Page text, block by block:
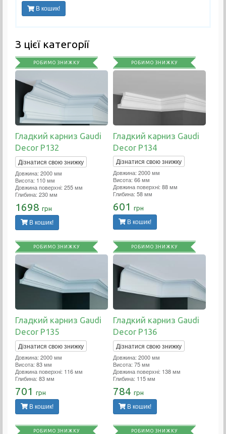
В кошик!
З цієї категорії
РОБИМО ЗНИЖКУ
Гладкий карниз Gaudi
Decor P132
Дізнатися свою знижку
Довжина: 2000 мм
Висота: 110 мм
Довжина поверхні: 255 мм
Глибина: 230 мм
1698 грн
В кошик!
РОБИМО ЗНИЖКУ
Гладкий карниз Gaudi
Decor P134
Дізнатися свою знижку
Довжина: 2000 мм
Висота: 66 мм
Довжина поверхні: 88 мм
Глибина: 58 мм
601
грн
В кошик!
РОБИМО ЗНИЖКУ
Гладкий карниз Gaudi
Decor P135
Дізнатися свою знижку
Довжина: 2000 мм
Висота: 83 мм
Довжина поверхні: 116 мм
Глибина: 83 мм
701
грн
В кошик!
РОБИМО ЗНИЖКУ
Гладкий карниз Gaudi
Decor P136
Дізнатися свою знижку
Довжина: 2000 мм
Висота: 75 мм
Довжина поверхні: 138 мм
Глибина: 115 мм
784 грн
В кошик!
РОБИМО ЗНИЖКУ РОБИМО ЗНИЖКУ